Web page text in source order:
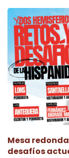
Mesa
desafíos